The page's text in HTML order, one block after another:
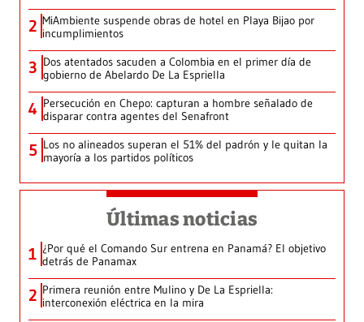
2 MiAmbiente suspende obras de hotel en Playa Bijao por
incumplimientos
3 Dos atentados sacuden a Colombia en el primer día de
gobierno de Abelardo De La Espriella
4 Persecución en Chepo: capturan a hombre señalado de
disparar contra agentes del Senafront
5 Los no alineados superan el 51% del padrón y le quitan la
mayoría a los partidos políticos
Últimas noticias
1 ¿Por qué el Comando Sur entrena en Panamá? El objetivo
detrás de Panamax
2 Primera reunión entre Mulino y De La Espriella:
interconexión eléctrica en la mira